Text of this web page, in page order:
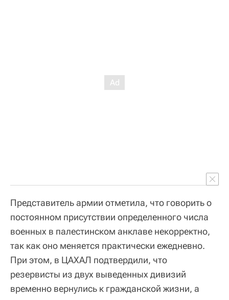
Представитель армии отметила, что говорить о
постоянном присутствии определенного числа
военных в палестинском анклаве некорректно,
так как оно меняется практически ежедневно.
При этом, в ЦАХАЛ подтвердили, что
резервисты из двух выведенных дивизий
временно вернулись к гражданской жизни, а